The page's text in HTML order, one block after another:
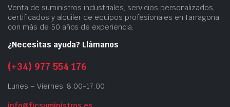
Venta de suministros industriales, servicios personalizados,
certificados y alquiler de equipos profesionales en Tarragona
con más de 50 años de experiencia.
¿Necesitas ayuda? Llámanos
(+34) 977 554 176
Lunes – Viernes: 8:00-17:00